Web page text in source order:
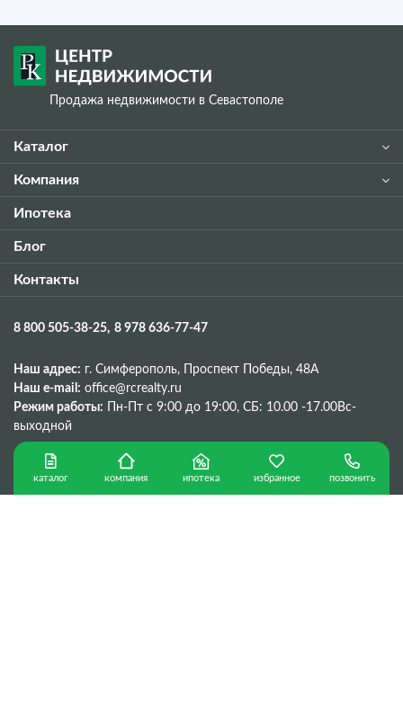
каталог компания ипотека избранное позвонить
Продажа недвижимости в Севастополе
Каталог
Компания
Ипотека
Блог
Контакты
8 800 505-38-25 8 978 636-77-47
Наш адрес: г. Симферополь, Проспект Победы, 48A
Наш e-mail: office@rcrealty.ru
Режим работы:
Пн-Пт с 9:00 до 19:00, СБ: 10.00 -17.00Вс-
выходной